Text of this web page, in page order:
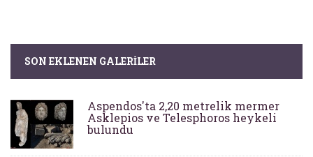
SON EKLENEN GALERILER
Aspendos'ta 2,20 metrelik mermer
Asklepios ve Telesphoros heykeli
bulundu